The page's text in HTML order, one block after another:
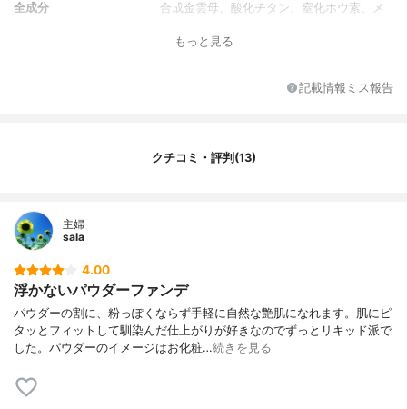
全成分
合成金雲母、酸化チタン、窒化ホウ素、メ
コン/メチコンシルセスキオキサン）クロス
ケイ酸（Ｎａ/Ｋ/Ａｌ）、パーフルオロオク
キイソステアリン酸ソルビタン、ナイアシ
もっと見る
記載情報ミス報告
クチコミ・評判(13)
主婦
sala
4.00
浮かないパウダーファンデ
パウダーの割に、粉っぽくならず手軽に自然な艶肌になれます。肌にピ
タッとフィットして馴染んだ仕上がりが好きなのでずっとリキッド派で
した。パウダーのイメージはお化粧…続きを見る